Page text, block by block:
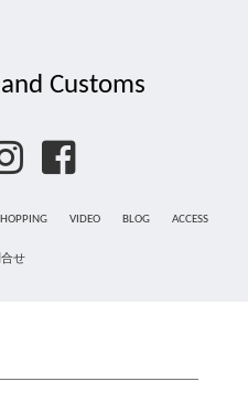
and Customs
VIDEO BLOG ACCESS
せ